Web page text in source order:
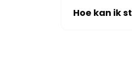
Hoe kan ik